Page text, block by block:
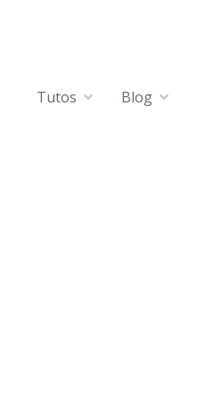
Tutos Blog